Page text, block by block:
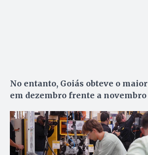
No entanto, Goiás obteve o
em dezembro frente a novembro